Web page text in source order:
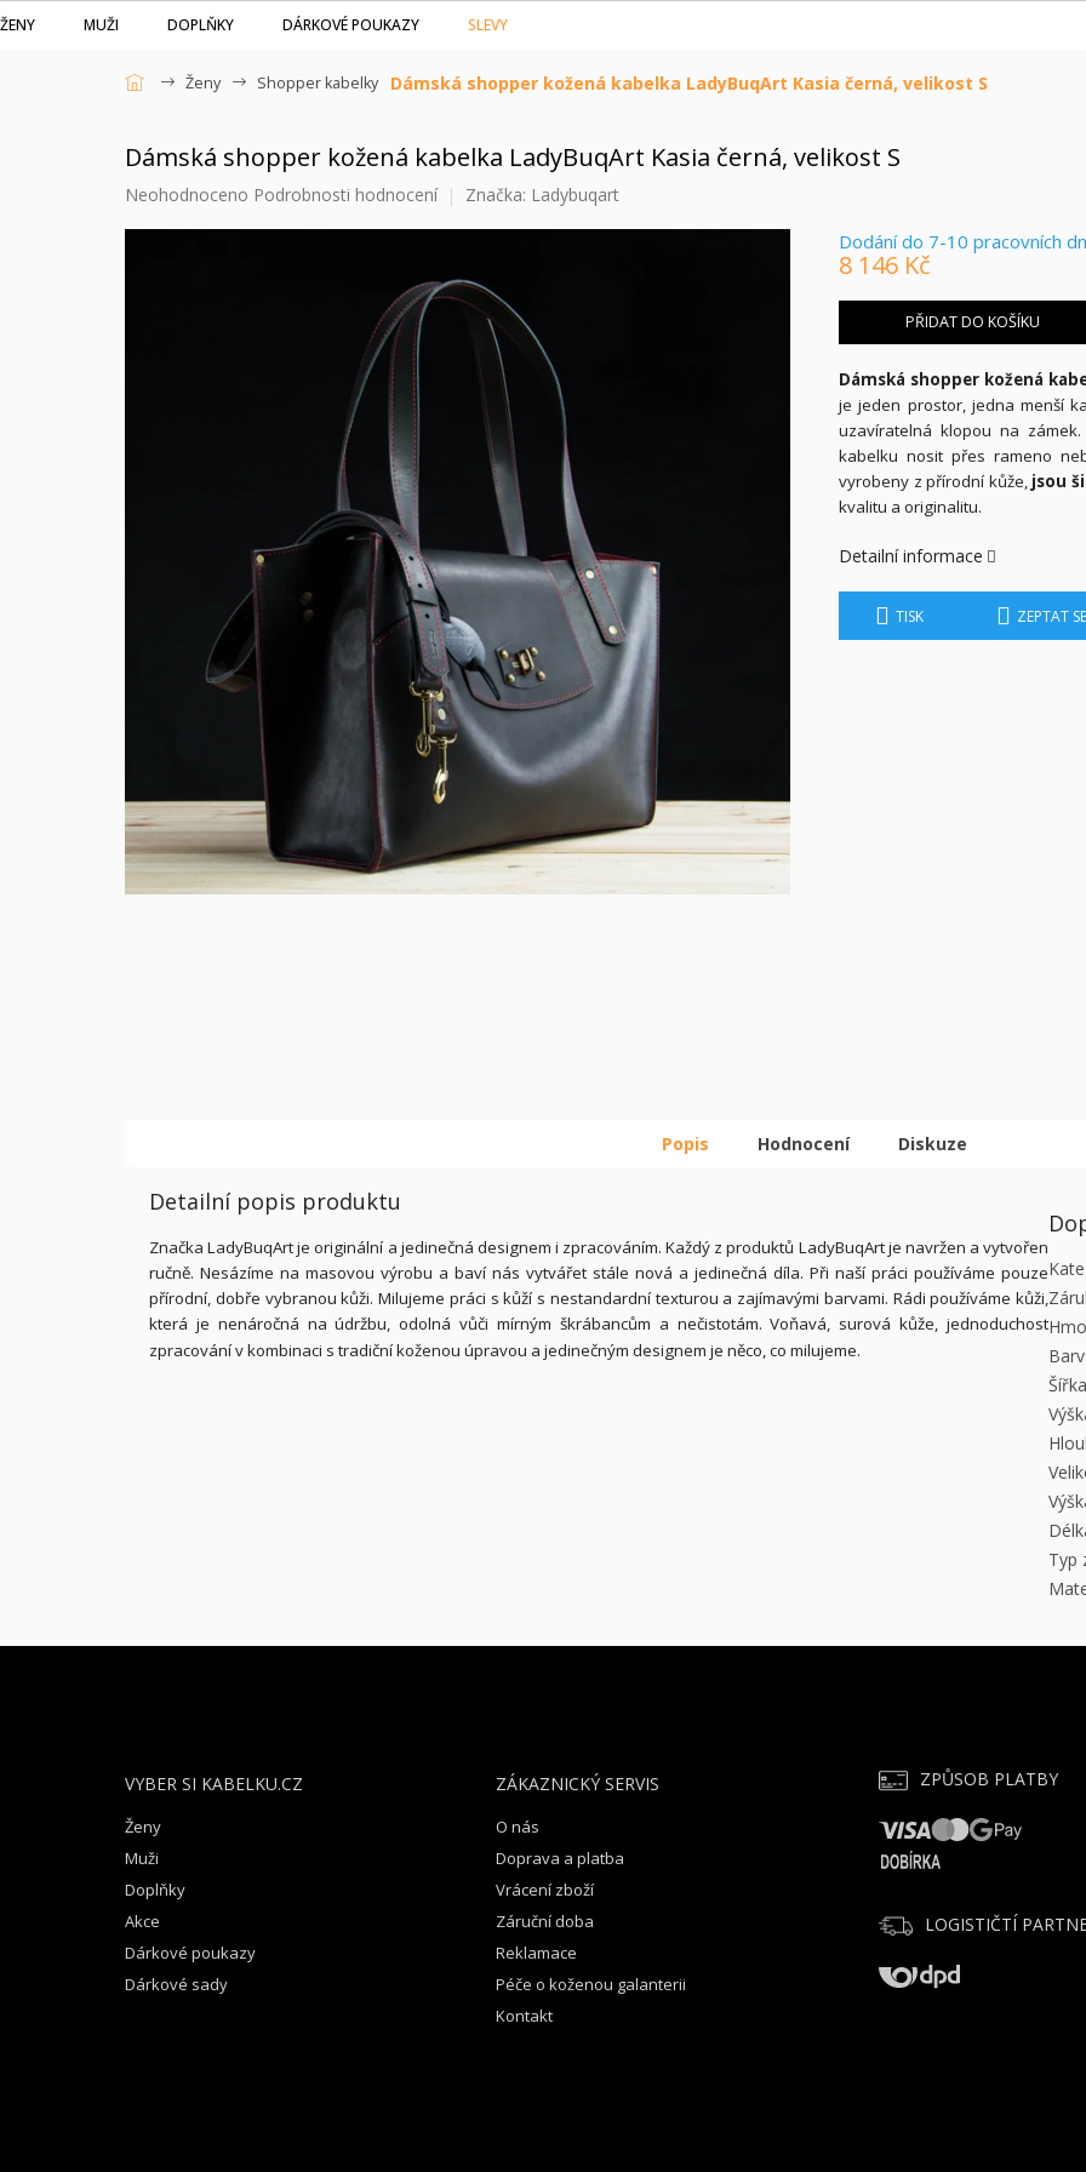
Přejít
na
ŽENY MUŽI DOPLŇKY DÁRKOVÉ POUKAZY SLEVY
Ženy Shopper kabelky Dámská shopper kožená kabelka LadyBuqArt Kasia černá, velikost S
Dámská shopper kožená kabelka LadyBuqArt Kasia černá, velikost S
Průměrné
Neohodnoceno Podrobnosti hodnocení Značka: Ladybuqart
8 146 Kč
cena:
Dodání do 7-10 pracovních
PŘIDAT DO KOŠÍKU
Dámská shopper kožená
je jeden prostor, jedna menší
uzavíratelná klopou na
kabelku nosit přes rameno
vyrobeny z přírodní kůže, jsou
kvalitu a originalitu.
Detailní informace
TISK ZEPTAT SE
Popis Hodnocení Diskuze
Detailní popis produktu
Značka LadyBuqArt je originální a jedinečná designem i zpracováním. Každý z produktů LadyBuqArt je navržen a vytvořen
ručně. Nesázíme na masovou výrobu a baví nás vytvářet stále nová a jedinečná díla. Při naší práci používáme pouze
přírodní, dobře vybranou kůži. Milujeme práci s kůží s nestandardní texturou a zajímavými barvami. Rádi používáme kůži,
která je nenáročná na údržbu, odolná vůči mírným škrábancům a nečistotám. Voňavá, surová kůže, jednoduchost
zpracování v kombinaci s tradiční koženou úpravou a jedinečným designem je něco, co milujeme.
Šířka
Typ
VYBER SI KABELKU.CZ
Ženy
Muži
Doplňky
Akce
Dárkové poukazy
Dárkové sady
ZÁKAZNICKÝ SERVIS
O nás
Doprava a platba
Vrácení zboží
Záruční doba
Reklamace
Péče o koženou galanterii
Kontakt
ZPŮSOB PLATBY
LOGISTIČTÍ